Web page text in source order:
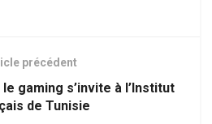
précédent
le gaming s’invite à l’Institut
de Tunisie